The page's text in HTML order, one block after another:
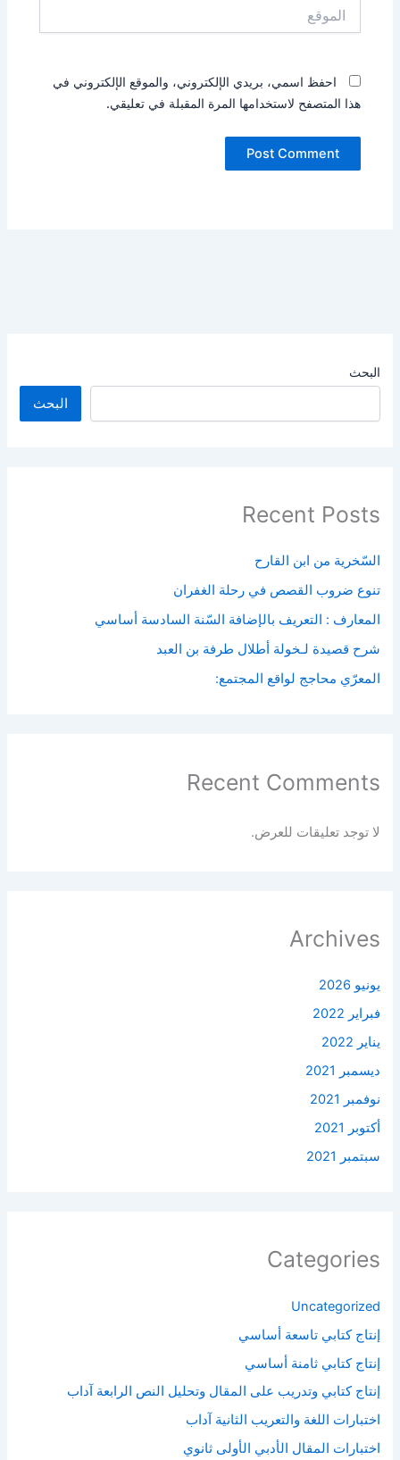
البحث
البحث
Recent Posts
السّخرية من ابن القارح
تنوع ضروب القصص في رحلة الغفران
المعارف : التعريف بالإضافة السّنة السادسة أساسي
شرح قصيدة لـخولة أطلال طرفة بن العبد
المعرّي محاجج لواقع المجتمع:
Recent Comments
لا توجد تعليقات للعرض.
Archives
يونيو 2026
فبراير 2022
يناير 2022
ديسمبر 2021
نوفمبر 2021
أكتوبر 2021
سبتمبر 2021
Categories
Uncategorized
إنتاج كتابي تاسعة أساسي
إنتاج كتابي ثامنة أساسي
إنتاج كتابي وتدريب على المقال وتحليل النص الرابعة آداب
اختبارات اللغة والتعريب الثانية آداب
اختبارات المقال الأدبي الأولى ثانوي
احفظ اسمي، بريدي الإلكتروني، والموقع الإلكتروني في
هذا المتصفح لاستخدامها المرة المقبلة في تعليقي.